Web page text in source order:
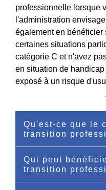
professionnelle lorsque
l'administration
également en bénéficier
certaines situations
catégorie C et n'avez
en situation de
exposé à un risque
Qu'est-ce que le
transition
Qui peut
transition